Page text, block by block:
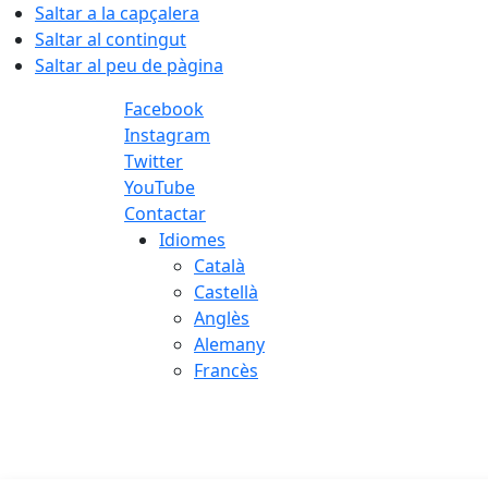
Saltar a la capçalera
Saltar al contingut
Saltar al peu de pàgina
Facebook
Instagram
Twitter
YouTube
Contactar
Idiomes
Català
Castellà
Anglès
Alemany
Francès